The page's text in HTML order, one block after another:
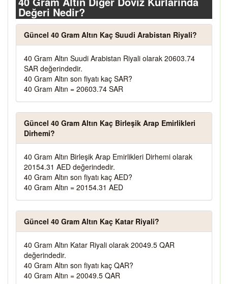
Değeri Nedir?
Güncel 40 Gram Altın Kaç Suudi Arabistan Riyali?
40 Gram Altın Suudi Arabistan Riyali olarak 20603.74
SAR değerindedir.
40 Gram Altın son fiyatı kaç SAR?
40 Gram Altın = 20603.74 SAR
Güncel 40 Gram Altın Kaç Birleşik Arap Emirlikleri
Dirhemi?
40 Gram Altın Birleşik Arap Emirlikleri Dirhemi olarak
20154.31 AED değerindedir.
40 Gram Altın son fiyatı kaç AED?
40 Gram Altın = 20154.31 AED
Güncel 40 Gram Altın Kaç Katar Riyali?
40 Gram Altın Katar Riyali olarak 20049.5 QAR
değerindedir.
40 Gram Altın son fiyatı kaç QAR?
40 Gram Altın = 20049.5 QAR